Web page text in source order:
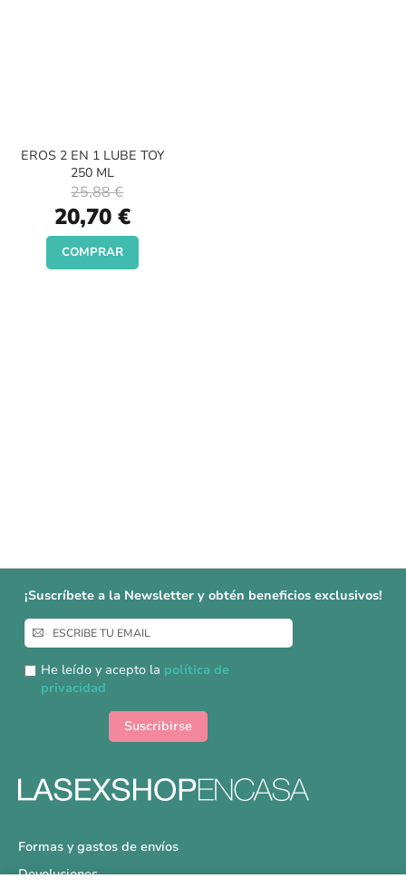
EROS 2 EN 1 LUBE TOY
250 ML
Special
Price
20,70 €
25,88 €
COMPRAR
¡Suscríbete a la Newsletter y obtén beneficios exclusivos!
Inscríbase
a
nuestro
boletín
He leído y acepto la política de
privacidad
Suscribirse
Formas y gastos de envíos
Devoluciones